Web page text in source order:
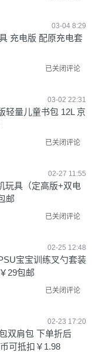
03-04 8:29
充电版 配原充电套
已关闭评论
03-02 22:31
轻量儿童书包 12L 京
已关闭评论
02-27 11:55
玩具（定高版+双电
邮
已关闭评论
02-25 12:48
宝宝训练叉勺套装
29包邮
已关闭评论
02-23 17:20
双肩包 下单折后
可抵扣￥1.98